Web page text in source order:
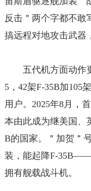
反击＂两个字都不敢
搞远程对地攻击武器
五代机方面动作
5，42架F-35B加105
用户。2025年8月，
本由此成为继美国、
B的国家。＂加贺＂
装，能起降F-35B——
拥有舰载战斗机。